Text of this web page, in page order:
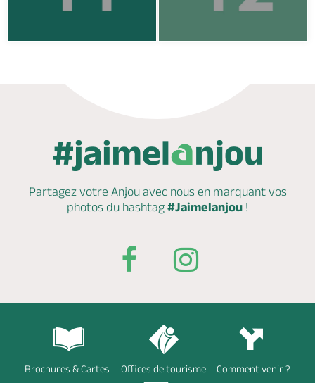
Partagez votre Anjou avec nous en marquantvos
photos du hashtag #Jaimelanjou !
Brochures & Cartes Offices de tourisme Comment venir ?